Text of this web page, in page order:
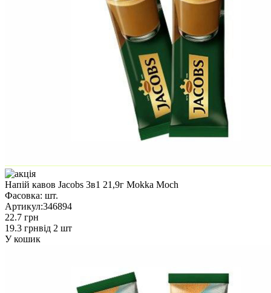
Напій кавов Jacobs 3в1 21,9г Mokka Moch
Фасовка: шт.
Артикул:346894
22.7 грн
19.3 грнвід 2 шт
У кошик